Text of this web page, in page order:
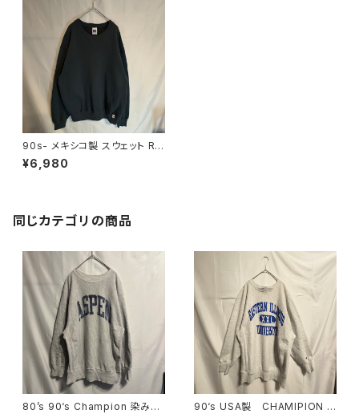
90s- メキシコ製 スウェット Ru
ssel Athletic ブラック
¥6,980
同じカテゴリの商品
80’s 90‘s Champion 染み込
90‘s USA製 CHAMIPION リ